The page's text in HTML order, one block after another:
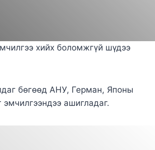
хийх боломжгүй шүдээ
бөгөөд АНУ, Герман, Японы
ашигладаг.